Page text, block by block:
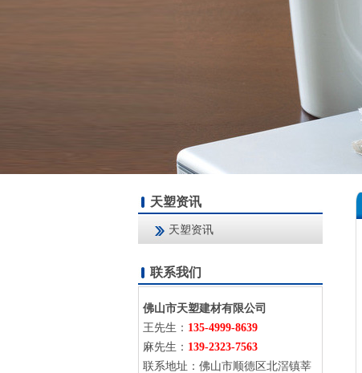
天塑资讯
天塑资讯
联系我们
佛山市天塑建材有限公司
王先生： 135-4999-8639
麻先生： 139-2323-7563
联系地址：佛山市顺德区北滘镇莘